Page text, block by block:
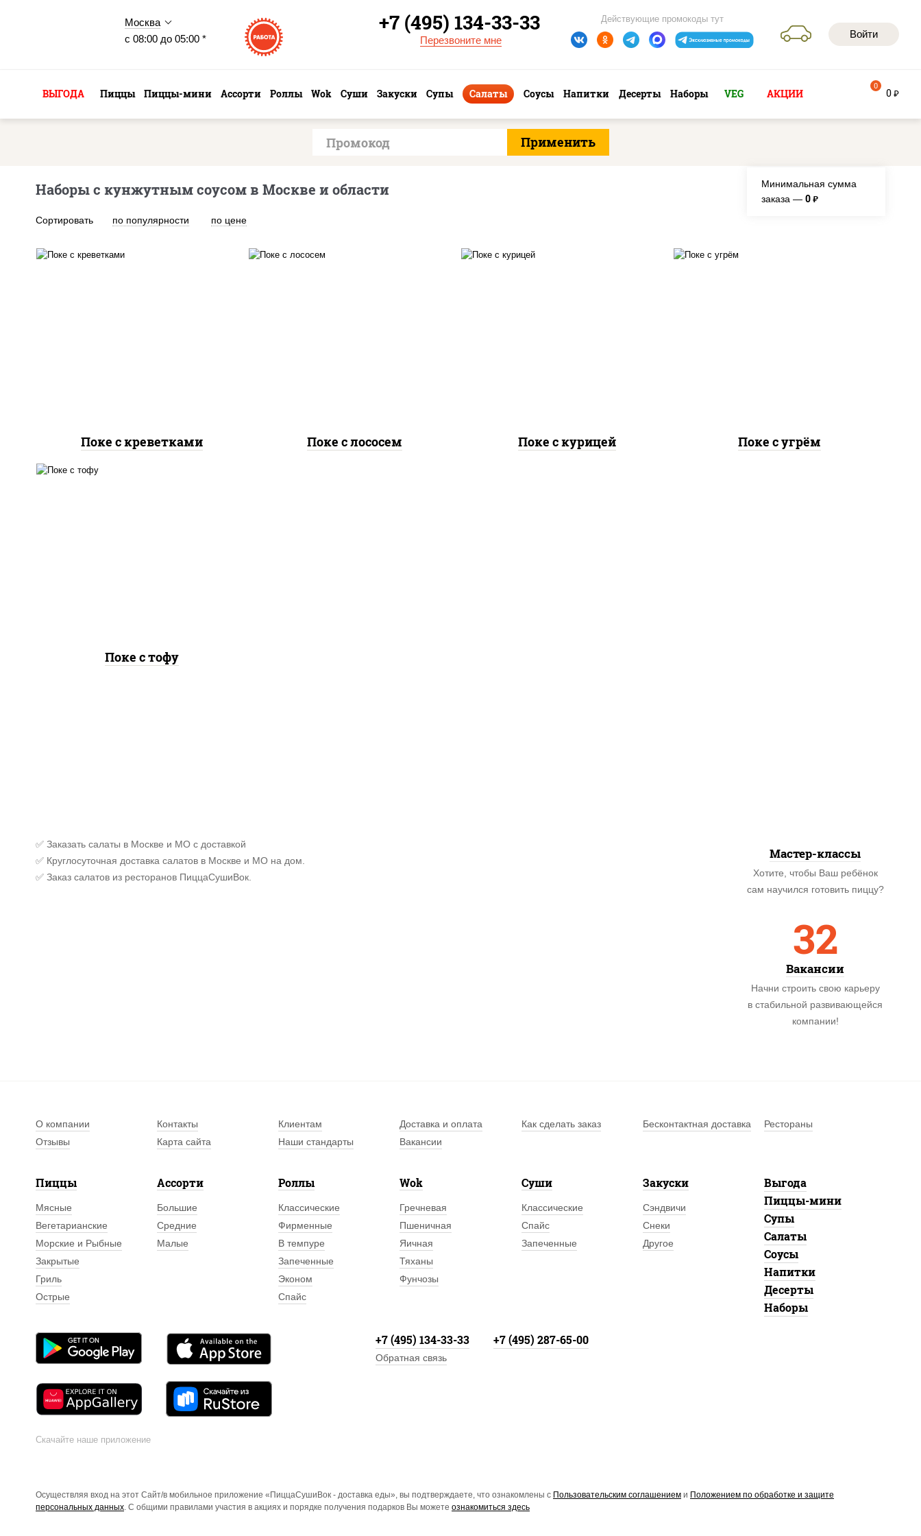
Москва
с 08:00 до 05:00 *
Войти
Действующие промокоды тут
+7 (495) 134-33-33
Перезвоните мне
ВЫГОДА Пиццы Пиццы-мини Ассорти Роллы Wok Суши Закуски Супы Салаты Соусы Напитки Десерты Наборы VEG АКЦИИ 0 руб
0
Наборы с кунжутным соусом в Москве и области
Сортировать по популярности по цене
Минимальная сумма
заказа — 0 руб.
Поке с креветками Поке с лососем Поке с курицей Поке с угрём
Поке с тофу
✅ Заказать салаты в Москве и МО с доставкой
✅ Круглосуточная доставка салатов в Москве и МО на дом.
✅ Заказ салатов из ресторанов ПиццаСушиВок.
Мастер-классы
Хотите, чтобы Ваш ребёнок
сам научился готовить пиццу?
32
Вакансии
Начни строить свою карьеру
в стабильной развивающейся
компании!
О компании Контакты Клиентам Доставка и оплата Как сделать заказ Бесконтактная доставка
Рестораны
Отзывы
Карта сайта Наши стандарты Вакансии
Пиццы
Мясные
Вегетарианские
Морские и Рыбные
Закрытые
Гриль
Острые
Ассорти
Большие
Средние
Малые
Роллы
Классические
Фирменные
В темпуре
Запеченные
Эконом
Спайс
Wok
Гречневая
Пшеничная
Яичная
Тяханы
Фунчозы
Суши
Классические
Спайс
Запеченные
Закуски
Сэндвичи
Снеки
Другое
Выгода
Пиццы-мини
Супы
Салаты
Соусы
Напитки
Десерты
Наборы
Скачайте наше приложение
+7 (495) 134-33-33 +7 (495) 287-65-00
Обратная связь
Осуществляя вход на этот Сайт/в мобильное приложение «ПиццаСушиВок - доставка еды», вы подтверждаете, что ознакомлены с Пользовательским соглашением и Положением по обработке и защите
персональных данных. С общими правилами участия в акциях и порядке получения подарков Вы можете ознакомиться здесь